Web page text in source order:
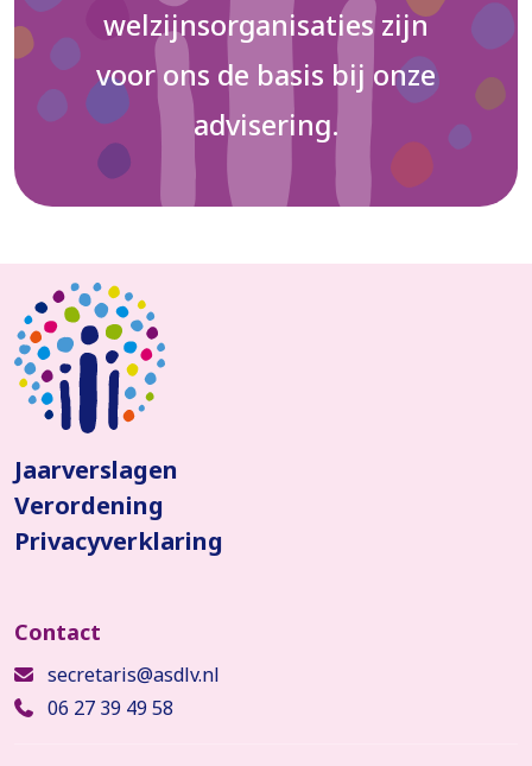
welzijnsorganisaties zijn
voor ons de basis bij onze
advisering.
Jaarverslagen
Verordening
Privacyverklaring
secretaris@asdlv.nl
06 27 39 49 58